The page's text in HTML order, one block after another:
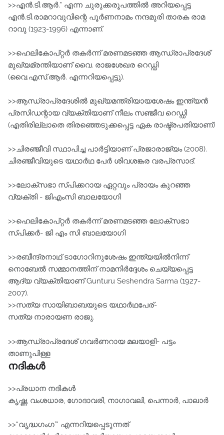
>>എന്‍.ടി.ആര്‍.” എന്ന ചുരുക്കരൂപത്തില്‍ അറിയപ്പെട്ട
എന്‍.ടി.രാമറാവുവിന്റെ പൂര്‍ണനാമം നന്ദമുരി താരക രാമ
റാവു (1923-1996) എന്നാണ്‌.
>>ഹെലികോപ്റ്റര്‍ തകര്‍ന്ന്‌ മരണമടഞ്ഞ ആന്ധ്രാപ്രദേശ്‌
മുഖ്യമ്രന്തിയാണ്‌ വൈ. രാജശേഖര റെഡ്ഡി
(വൈ.എസ്‌.ആര്‍. എന്നറിയപ്പെട്ടു).
>>ആന്ധ്രാപ്രദേശില്‍ മുഖ്യമന്ത്രിയായശേഷം ഇന്ത്യന്‍
പ്രസിഡന്റായ വ്യക്‌തിയാണ്‌ നീലം സഞ്ജീവ റെഡ്ഡി
(എതിരില്ലാതെ തിരഞ്ഞെടുക്കപ്പെട്ട ഏക രാഷ്ട്രപതിയാണ്‌)
>>ചിരഞ്ജീവി സ്ഥാപിച്ച പാര്‍ട്ടിയാണ്‌ പ്രജാരാജ്യം (2008).
ചിരഞ്ജീവിയുടെ യഥാര്‍ഥ പേര്‍ ശിവശങ്കര വരപ്രസാദ്‌.
>>ലോക്സഭാ സ്പിക്കറായ ഏറ്റവും പ്രായം കുറഞ്ഞ
വ്യക്തി - ജിഎംസി ബാലയോഗി
>>ഹെലികോപ്റ്റര്‍ തകര്‍ന്ന്‌ മരണമടഞ്ഞ ലോക്‌സഭാ
സ്പിക്കര്‍- ജി എം സി ബാലയോഗി
>>രബീന്ദ്രനാഥ്‌ ടാഗോറിനുശേഷം ഇന്ത്യയില്‍നിന്ന്‌
നൊബേല്‍ സമ്മാനത്തിന്‌ നാമനിര്‍ദ്ദേശം ചെയ്യപ്പെട്ട
ആദ്യ വ്യക്തിയാണ്‌ Gunturu Seshendra Sarma (1927-
2007).
>>സത്യ സായിബാബയുടെ യഥാര്‍ഥപേര്-
സത്യ നാരായണ രാജു.
>>ആന്ധ്രാപ്രദേശ്‌ ഗവര്‍ണറായ മലയാളി- പട്ടം
താണുപിള്ള
നദികൾ
>>പ്രധാന നദികൾ
കൃഷ്ണ, വംശധാര, ഗോദാവരി, നാഗാവലി, പെന്നാര്‍, പാലാര്‍
>>“വൃദ്ധഗംഗ”' എന്നറിയപ്പെടുന്നത്‌